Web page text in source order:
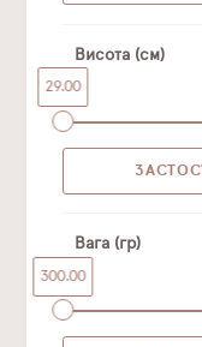
Висота (см)
29.00
Вага (гр)
300.00